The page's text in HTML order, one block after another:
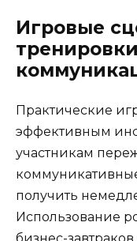
Игровые
Практические
эффективным
участникам
получить
Использование